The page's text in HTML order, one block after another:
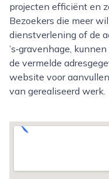
projecten efficiënt en
Bezoekers die meer
dienstverlening of de
’s‑gravenhage,
de vermelde
website voor
van gerealiseerd werk.